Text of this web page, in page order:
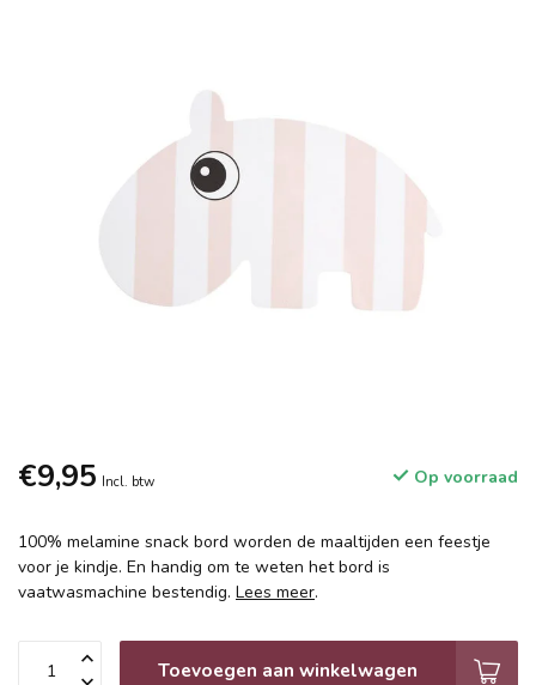
€9,95 Incl. btw Op voorraad
100% melamine snack bord worden de maaltijden een feestje
voor je kindje. En handig om te weten het bord is
vaatwasmachine bestendig. Lees meer.
Toevoegen aan winkelwagen